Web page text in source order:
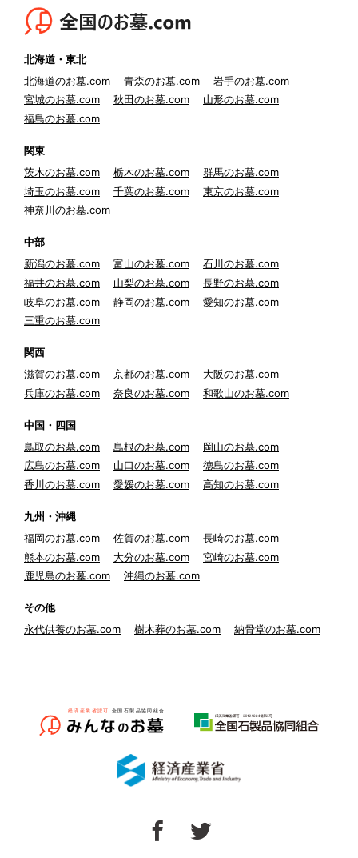
北海道・東北
北海道のお墓.com
青森のお墓.com
岩手のお墓.com
宮城のお墓.com
秋田のお墓.com
山形のお墓.com
福島のお墓.com
関東
茨木のお墓.com
栃木のお墓.com
群馬のお墓.com
埼玉のお墓.com
千葉のお墓.com
東京のお墓.com
神奈川のお墓.com
中部
新潟のお墓.com
富山のお墓.com
石川のお墓.com
福井のお墓.com
山梨のお墓.com
長野のお墓.com
岐阜のお墓.com
静岡のお墓.com
愛知のお墓.com
三重のお墓.com
関西
滋賀のお墓.com
京都のお墓.com
大阪のお墓.com
兵庫のお墓.com
奈良のお墓.com 和歌山のお墓.com
中国・四国
鳥取のお墓.com
島根のお墓.com
岡山のお墓.com
広島のお墓.com
山口のお墓.com
徳島のお墓.com
香川のお墓.com
愛媛のお墓.com 高知のお墓.com
九州・沖縄
福岡のお墓.com
佐賀のお墓.com
長崎のお墓.com
熊本のお墓.com
大分のお墓.com
宮崎のお墓.com
鹿児島のお墓.com
沖縄のお墓.com
その他
永代供養のお墓.com
樹木葬のお墓.com 納骨堂のお墓.com